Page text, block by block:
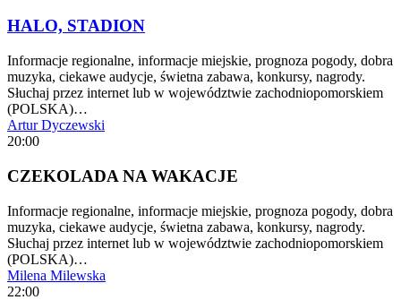
HALO, STADION
Informacje regionalne, informacje miejskie, prognoza pogody, dobra
muzyka, ciekawe audycje, świetna zabawa, konkursy, nagrody.
Słuchaj przez internet lub w województwie zachodniopomorskiem
(POLSKA)…
Artur Dyczewski
20:00
CZEKOLADA NA WAKACJE
Informacje regionalne, informacje miejskie, prognoza pogody, dobra
muzyka, ciekawe audycje, świetna zabawa, konkursy, nagrody.
Słuchaj przez internet lub w województwie zachodniopomorskiem
(POLSKA)…
Milena Milewska
22:00